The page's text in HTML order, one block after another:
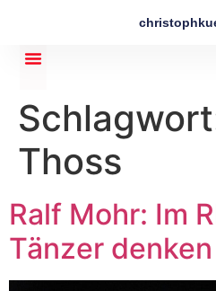
Thoss
Ralf Mohr: Im
Tänzer denken